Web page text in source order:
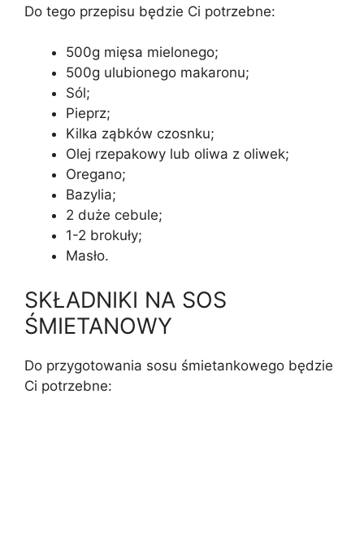
Do tego przepisu będzie Ci potrzebne:
500g mięsa mielonego;
500g ulubionego makaronu;
Sól;
Pieprz;
Kilka ząbków czosnku;
Olej rzepakowy lub oliwa z oliwek;
Oregano;
Bazylia;
2 duże cebule;
1-2 brokuły;
Masło.
SKŁADNIKI NA SOS
ŚMIETANOWY
Do przygotowania sosu śmietankowego będzie
Ci potrzebne: